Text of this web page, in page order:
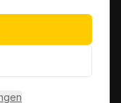
Trier